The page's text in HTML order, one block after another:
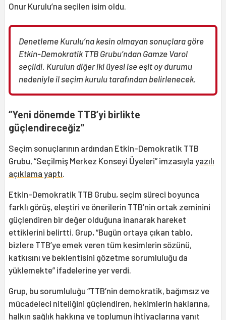
Onur Kurulu’na seçilen isim oldu.
Denetleme Kurulu’na kesin olmayan sonuçlara göre
Etkin-Demokratik TTB Grubu’ndan Gamze Varol
seçildi. Kurulun diğer iki üyesi ise eşit oy durumu
nedeniyle il seçim kurulu tarafından belirlenecek.
“Yeni dönemde TTB’yi birlikte
güçlendireceğiz”
Seçim sonuçlarının ardından Etkin-Demokratik TTB
Grubu, “Seçilmiş Merkez Konseyi Üyeleri” imzasıyla yazılı
açıklama yaptı
Etkin-Demokratik TTB Grubu, seçim süreci boyunca
farklı görüş, eleştiri ve önerilerin TTB’nin ortak zeminini
güçlendiren bir değer olduğuna inanarak hareket
ettiklerini belirtti. Grup, “Bugün ortaya çıkan tablo,
bizlere TTB’ye emek veren tüm kesimlerin sözünü,
katkısını ve beklentisini gözetme sorumluluğu da
yüklemekte” ifadelerine yer verdi.
Grup, bu sorumluluğu “TTB’nin demokratik, bağımsız ve
mücadeleci niteliğini güçlendiren, hekimlerin haklarına,
halkın sağlık hakkına ve toplumun ihtiyaçlarına yanıt